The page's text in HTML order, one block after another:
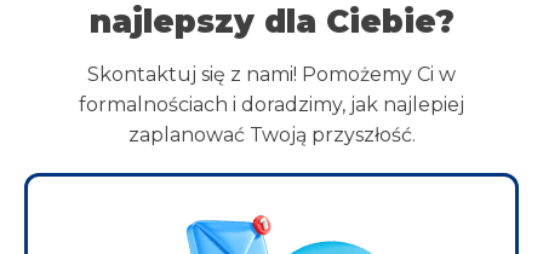
najlepszy dla Ciebie?
Skontaktuj się z nami! Pomożemy Ci w
formalnościach i doradzimy, jak najlepiej
zaplanować Twoją przyszłość.